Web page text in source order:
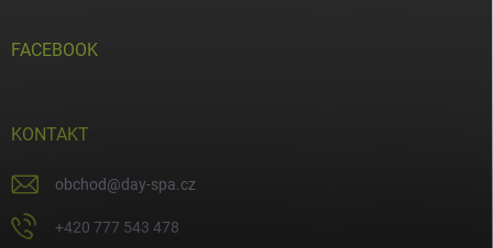
FACEBOOK
KONTAKT
obchod@day-spa.cz
+420 777 543 478